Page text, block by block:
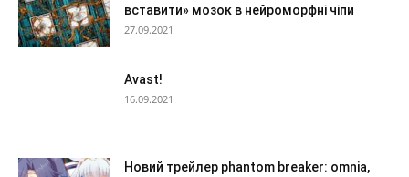
вставити» мозок в нейроморфні чіпи
27.09.2021
Avast!
16.09.2021
Новий трейлер phantom breaker: omnia,